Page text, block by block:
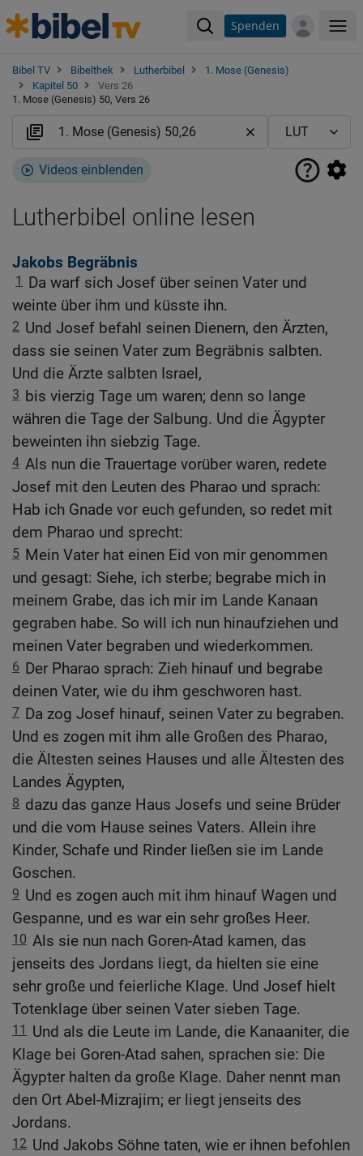
Spenden
Bibel TV Bibelthek Lutherbibel
1. Mose (Genesis)
Kapitel 50
Vers 26
1. Mose (Genesis) 50, Vers 26
Videos einblenden
Lutherbibel online lesen
Jakobs Begräbnis
1
Da warf sich Josef über seinen Vater und
weinte über ihm und küsste ihn.
2 Und Josef befahl seinen Dienern, den Ärzten,
dass sie seinen Vater zum Begräbnis salbten.
Und die Ärzte salbten Israel,
3 bis vierzig Tage um waren; denn so lange
währen die Tage der Salbung. Und die Ägypter
beweinten ihn siebzig Tage.
4 Als nun die Trauertage vorüber waren, redete
Josef mit den Leuten des Pharao und sprach:
Hab ich Gnade vor euch gefunden, so redet mit
dem Pharao und sprecht:
5 Mein Vater hat einen Eid von mir genommen
und gesagt: Siehe, ich sterbe; begrabe mich in
meinem Grabe, das ich mir im Lande Kanaan
gegraben habe. So will ich nun hinaufziehen und
meinen Vater begraben und wiederkommen.
6 Der Pharao sprach: Zieh hinauf und begrabe
deinen Vater, wie du ihm geschworen hast.
7 Da zog Josef hinauf, seinen Vater zu begraben.
Und es zogen mit ihm alle Großen des Pharao,
die Ältesten seines Hauses und alle Ältesten des
Landes Ägypten,
8 dazu das ganze Haus Josefs und seine Brüder
und die vom Hause seines Vaters. Allein ihre
Kinder, Schafe und Rinder ließen sie im Lande
Goschen.
9 Und es zogen auch mit ihm hinauf Wagen und
Gespanne, und es war ein sehr großes Heer.
10 Als sie nun nach Goren-Atad kamen, das
jenseits des Jordans liegt, da hielten sie eine
sehr große und feierliche Klage. Und Josef hielt
Totenklage über seinen Vater sieben Tage.
11
Und als die Leute im Lande, die Kanaaniter, die
Klage bei Goren-Atad sahen, sprachen sie: Die
Ägypter halten da große Klage. Daher nennt man
den Ort Abel-Mizrajim; er liegt jenseits des
Jordans.
12 Und Jakobs Söhne taten, wie er ihnen befohlen